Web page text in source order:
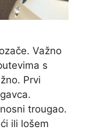
Važno
s
Prvi
trougao.
ili lošem